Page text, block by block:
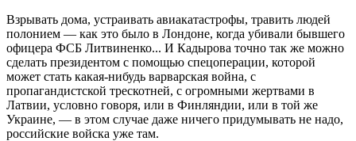
Взрывать дома, устраивать авиакатастрофы, травить людей
полонием — как это было в Лондоне, когда убивали бывшего
офицера ФСБ Литвиненко... И Кадырова точно так же можно
сделать президентом с помощью спецоперации, которой
может стать какая-нибудь варварская война, с
пропагандистской трескотней, с огромными жертвами в
Латвии, условно говоря, или в Финляндии, или в той же
Украине, — в этом случае даже ничего придумывать не надо,
российские войска уже там.